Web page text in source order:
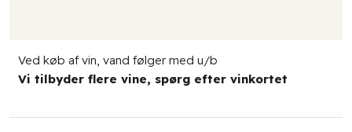
​Ved køb af vin, vand følger med u/b
Vi tilbyder flere vine, spørg efter vinkortet